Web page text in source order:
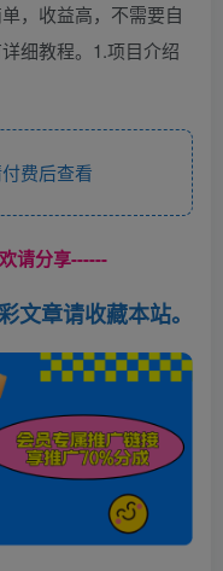
，收益高，不需要自
细教程。1.项目介绍
费后查看
请分享------
文章请收藏本站。